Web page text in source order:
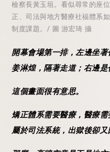
檢察長黃玉垣。看似尋常的座
正、司法與地方醫療社福體系
制度課題。/ 圖 游宏琦 攝
開幕會場第一排，左邊坐
姜淋煌，隔著走道；右邊是
這個畫面很有意思。
矯正體系需要醫療，醫療
屬於司法系統，出獄後卻又